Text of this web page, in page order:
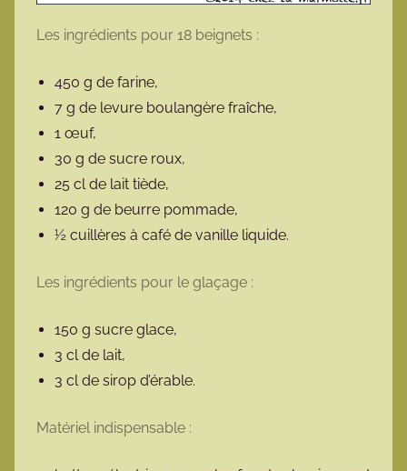
Les ingrédients pour 18 beignets :
450 g de farine,
7 g de levure boulangère fraîche,
1 œuf,
30 g de sucre roux,
25 cl de lait tiède,
120 g de beurre pommade,
½ cuillères à café de vanille liquide.
Les ingrédients pour le glaçage :
150 g sucre glace,
3 cl de lait,
3 cl de sirop d’érable.
Matériel indispensable :